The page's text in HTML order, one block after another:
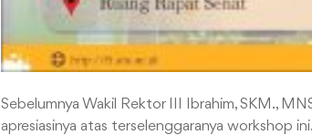
Sebelumnya Wakil Rektor III Ibrahim, SKM.,
apresiasinya atas terselenggaranya workshop